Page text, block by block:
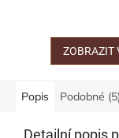
čistých...
ZOBRAZIT
Popis Podobné (5)
Detailní popis